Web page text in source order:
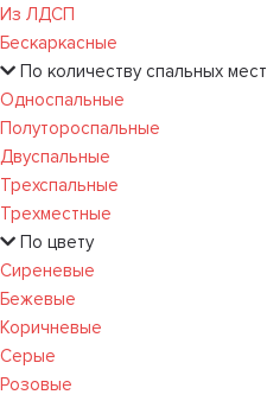
Из ЛДСП
Бескаркасные
По количеству спальных мест
Односпальные
Полутороспальные
Двуспальные
Трехспальные
Трехместные
По цвету
Сиреневые
Бежевые
Коричневые
Серые
Розовые